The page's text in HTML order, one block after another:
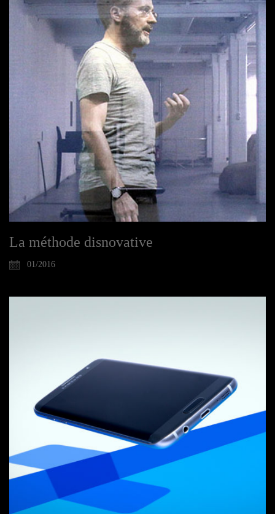
La méthode disnovative
01/2016